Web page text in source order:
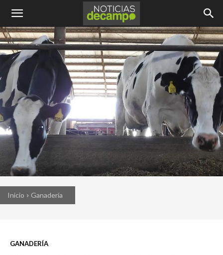
Inicio Ganadería
GANADERÍA